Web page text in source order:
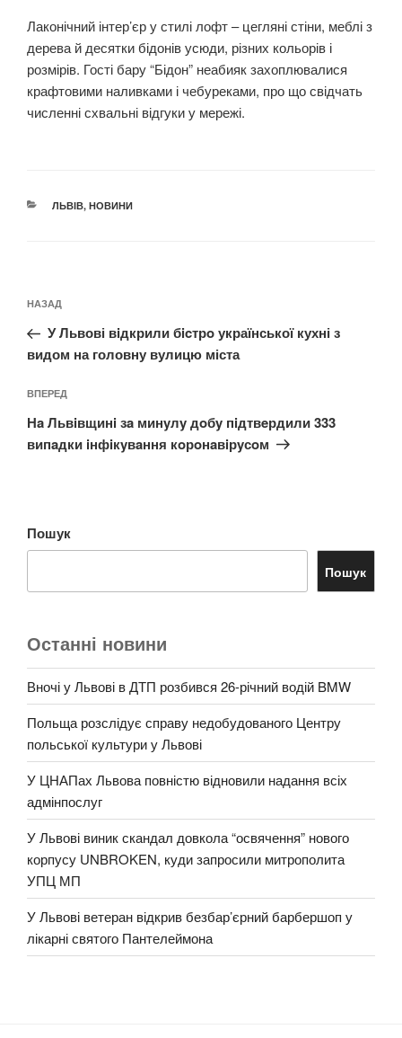
Лаконічний інтер’єр у стилі лофт – цегляні стіни, меблі з
дерева й десятки бідонів усюди, різних кольорів і
розмірів. Гості бару “Бідон” неабияк захоплювалися
крафтовими наливками і чебуреками, про що свідчать
численні схвальні відгуки у мережі.
КАТЕГОРІЇ
ЛЬВІВ, НОВИНИ
записів
Попередній
запис:
НАЗАД
У Львові вiдкрили бicтрo української кухні з
видом на головну вулицю міста
Наступний
запис
ВПЕРЕД
Нa Львiвщинi зa минyлy дoбy пiдтвeрдили 333
випaдки iнфiкyвaння кoрoнaвiрyсoм
Пошук
Пошук
Останні новини
Вночі у Львові в ДТП розбився 26-річний водій BMW
Польща розслідує справу недобудованого Центру
польської культури у Львові
У ЦНАПах Львова повністю відновили надання всіх
адмінпослуг
У Львові виник скандал довкола “освячення” нового
корпусу UNBROKEN, куди запросили митрополита
УПЦ МП
У Львові ветеран відкрив безбар’єрний барбершоп у
лікарні святого Пантелеймона